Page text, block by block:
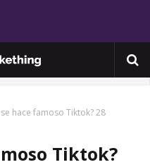
hace famoso Tiktok? 28
Tiktok?